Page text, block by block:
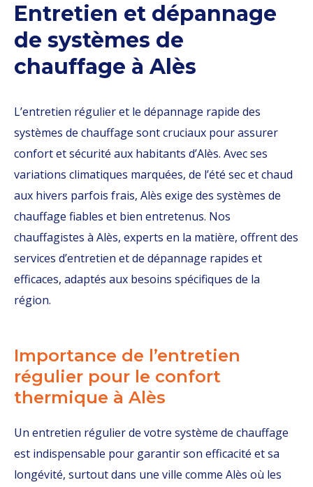
Entretien et dépannage
de systèmes de
chauffage à Alès
L’entretien régulier et le dépannage rapide des
systèmes de chauffage sont cruciaux pour assurer
confort et sécurité aux habitants d’Alès. Avec ses
variations climatiques marquées, de l’été sec et chaud
aux hivers parfois frais, Alès exige des systèmes de
chauffage fiables et bien entretenus. Nos
chauffagistes à Alès, experts en la matière, offrent des
services d’entretien et de dépannage rapides et
efficaces, adaptés aux besoins spécifiques de la
région.
Importance de l’entretien
régulier pour le confort
thermique à Alès
Un entretien régulier de votre système de chauffage
est indispensable pour garantir son efficacité et sa
longévité, surtout dans une ville comme Alès où les